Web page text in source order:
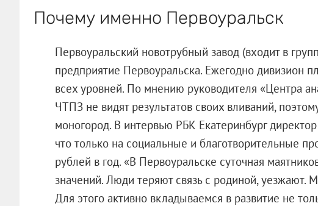
Почему именно Первоуральск
Первоуральский новотрубный завод (входит в
предприятие Первоуральска. Ежегодно дивизион
всех уровней. По мнению руководителя «Центра
ЧТПЗ не видят результатов своих вливаний,
моногород. В интервью РБК Екатеринбург
что только на социальные и благотворительные
рублей в год. «В Первоуральске суточная
значений. Люди теряют связь с родиной, уезжают.
Для этого активно вкладываемся в развитие не